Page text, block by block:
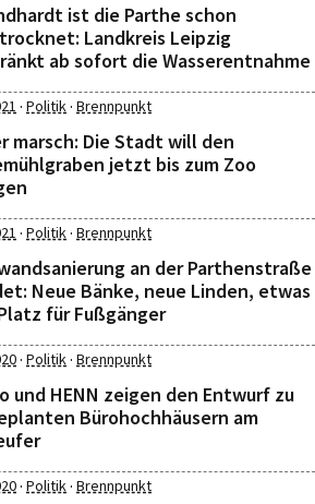
ist die Parthe schon
Landkreis Leipzig
ab sofort die Wasserentnahme
· Politik· Brennpunkt
marsch: Die Stadt will den
jetzt bis zum Zoo
· Politik· Brennpunkt
an der Parthenstraße
Neue Bänke, neue Linden, etwas
für Fußgänger
· Politik· Brennpunkt
und HENN zeigen den Entwurf zu
Bürohochhäusern am
· Politik· Brennpunkt